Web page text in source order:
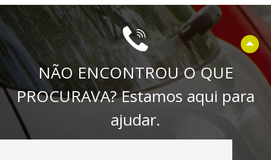
NÃO ENCONTROU O QUE
PROCURAVA? Estamos aqui para
ajudar.